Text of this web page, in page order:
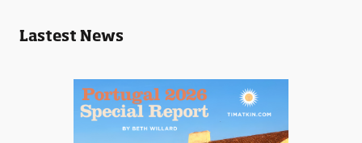
Lastest News